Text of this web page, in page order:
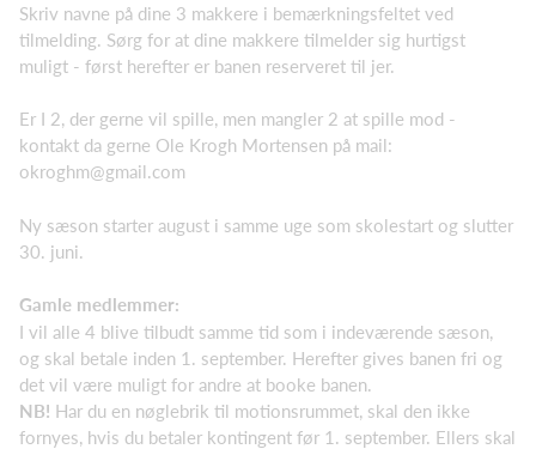
Skriv navne på dine 3 makkere i bemærkningsfeltet ved
tilmelding. Sørg for at dine makkere tilmelder sig hurtigst
muligt - først herefter er banen reserveret til jer.
Er I 2, der gerne vil spille, men mangler 2 at spille mod -
kontakt da gerne Ole Krogh Mortensen på mail:
okroghm@gmail.com
Ny sæson starter august i samme uge som skolestart og slutter
30. juni.
Gamle medlemmer:
I vil alle 4 blive tilbudt samme tid som i indeværende sæson,
og skal betale inden 1. september. Herefter gives banen fri og
det vil være muligt for andre at booke banen.
NB! Har du en nøglebrik til motionsrummet, skal den ikke
fornyes, hvis du betaler kontingent før 1. september. Ellers skal